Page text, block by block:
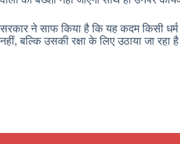
सरकार ने साफ किया है कि यह कदम किसी
नहीं, बल्कि उसकी रक्षा के लिए उठाया जा रहा